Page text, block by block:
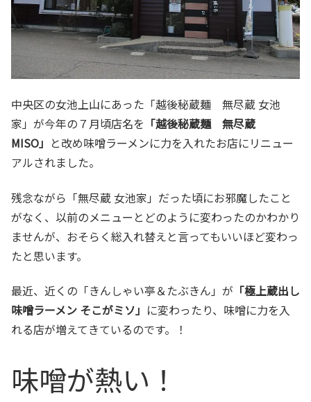
中央区の女池上山にあった「越後秘蔵麺 無尽蔵 女池
家」が今年の７月頃店名を 「越後秘蔵麺 無尽蔵
MISO」 と改め味噌ラーメンに力を入れたお店にリニュー
アルされました。
残念ながら「無尽蔵 女池家」だった頃にお邪魔したこと
がなく、以前のメニューとどのように変わったのかわかり
ませんが、おそらく総入れ替えと言ってもいいほど変わっ
たと思います。
最近、近くの「きんしゃい亭＆たぶきん」が 「極上蔵出し
味噌ラーメン そこがミソ」 に変わったり、味噌に力を入
れる店が増えてきているのです。！
味噌が熱い！